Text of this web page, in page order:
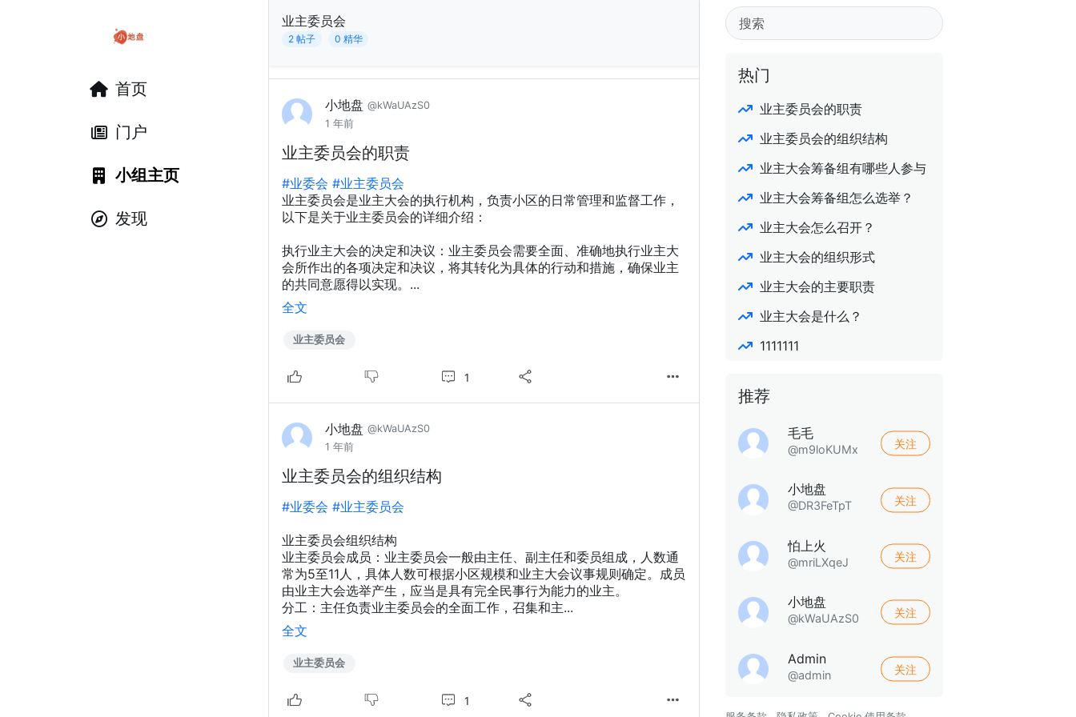
首页
门户
小组主页
发现
业主委员会
2 帖子 0 精华
小地盘 @kWaUAzS0
1 年前
业主委员会的职责
#业委会 #业主委员会
业主委员会是业主大会的执行机构，负责小区的日常管理和监督工作，
以下是关于业主委员会的详细介绍：
执行业主大会的决定和决议：业主委员会需要全面、准确地执行业主大
会所作出的各项决定和决议，将其转化为具体的行动和措施，确保业主
的共同意愿得以实现。...
全文
业主委员会
1
小地盘 @kWaUAzS0
1 年前
业主委员会的组织结构
#业委会 #业主委员会
业主委员会组织结构
业主委员会成员：业主委员会一般由主任、副主任和委员组成，人数通
常为5至11人，具体人数可根据小区规模和业主大会议事规则确定。成员
由业主大会选举产生，应当是具有完全民事行为能力的业主。
分工：主任负责业主委员会的全面工作，召集和主...
全文
业主委员会
1
热门
业主委员会的职责
业主委员会的组织结构
业主大会筹备组有哪些人参与
业主大会筹备组怎么选举？
业主大会怎么召开？
业主大会的组织形式
业主大会的主要职责
业主大会是什么？
1111111
推荐
毛毛
@m9loKUMx 关注
小地盘
@DR3FeTpT 关注
怕上火
@mriLXqeJ 关注
小地盘
@kWaUAzS0 关注
Admin
@admin 关注